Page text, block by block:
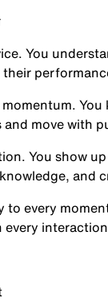
You
momentum.
move with
. You show
and
to every
every